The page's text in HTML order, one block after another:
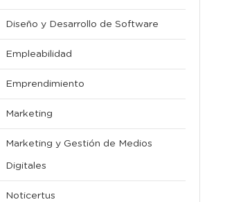
Diseño y Desarrollo de Software
Empleabilidad
Emprendimiento
Marketing
Marketing y Gestión de Medios
Digitales
Noticertus